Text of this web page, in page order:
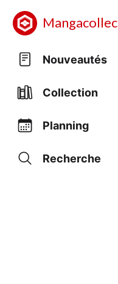
Mangacollec
Nouveautés
Collection
Planning
Recherche